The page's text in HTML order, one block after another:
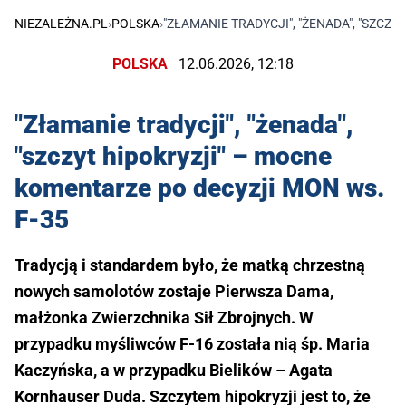
NIEZALEŻNA.PL ›POLSKA›"ZŁAMANIE TRADYCJI", "ŻENADA",
POLSKA 12.06.2026, 12:18
"Złamanie tradycji", "żenada",
"szczyt hipokryzji" – mocne
komentarze po decyzji MON ws.
F-35
Tradycją i standardem było, że matką chrzestną
nowych samolotów zostaje Pierwsza Dama,
małżonka Zwierzchnika Sił Zbrojnych. W
przypadku myśliwców F-16 została nią śp. Maria
Kaczyńska, a w przypadku Bielików – Agata
Kornhauser Duda. Szczytem hipokryzji jest to, że